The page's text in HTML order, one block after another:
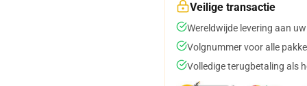
Veilige transactie
Wereldwijde levering aan
Volgnummer voor alle
Volledige terugbetaling als